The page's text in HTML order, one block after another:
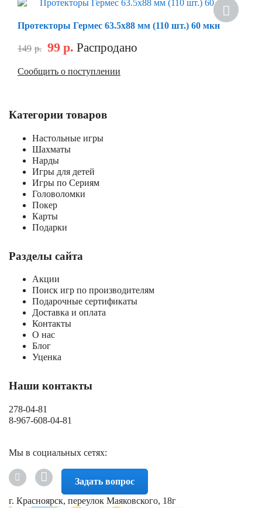
Протекторы Гермес 63.5х88 мм (110 шт.) 60 мкн
149 р. 99 р. Распродано
Сообщить о поступлении
Категории товаров
Настольные игры
Шахматы
Нарды
Игры для детей
Игры по Сериям
Головоломки
Покер
Карты
Подарки
Разделы сайта
Акции
Поиск игр по производителям
Подарочные сертификаты
Доставка и оплата
Контакты
О нас
Блог
Уценка
Наши контакты
278-04-81
8-967-608-04-81
Мы в социальных сетях:
Задать вопрос
г. Красноярск, переулок Маяковского, 18г